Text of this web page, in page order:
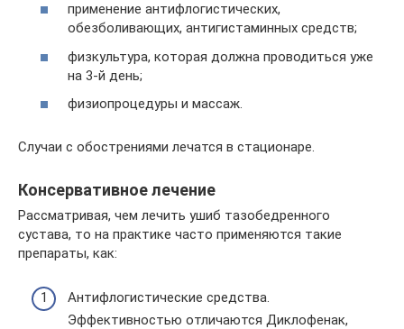
применение антифлогистических,
обезболивающих, антигистаминных средств;
физкультура, которая должна проводиться уже
на 3-й день;
физиопроцедуры и массаж.
Случаи с обострениями лечатся в стационаре.
Консервативное лечение
Рассматривая, чем лечить ушиб тазобедренного
сустава, то на практике часто применяются такие
препараты, как:
Антифлогистические средства.
Эффективностью отличаются Диклофенак,